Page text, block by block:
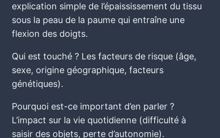
explication simple de l’épaississement du tissu
sous la peau de la paume qui entraîne une
flexion des doigts.
Qui est touché ? Les facteurs de risque (âge,
sexe, origine géographique, facteurs
génétiques).
Pourquoi est-ce important d’en parler ?
L’impact sur la vie quotidienne (difficulté à
saisir des objets, perte d’autonomie).